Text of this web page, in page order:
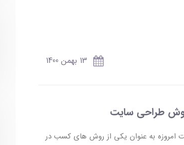
13 بهمن 1400
طراحی سایت
امروزه به عنوان یکی از روش های کسب در